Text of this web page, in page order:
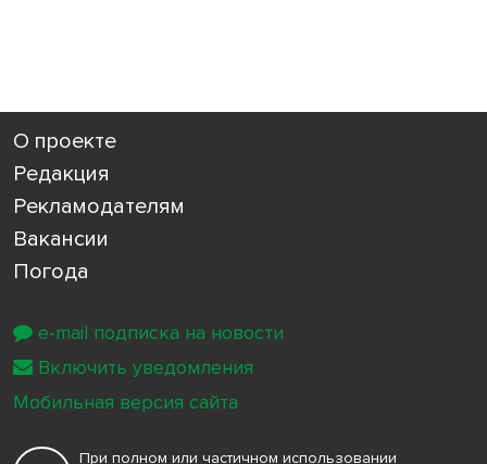
О проекте
Редакция
Рекламодателям
Вакансии
Погода
При полном или частичном использовании
e-mail подписка на новости
Включить уведомления
Мобильная версия сайта